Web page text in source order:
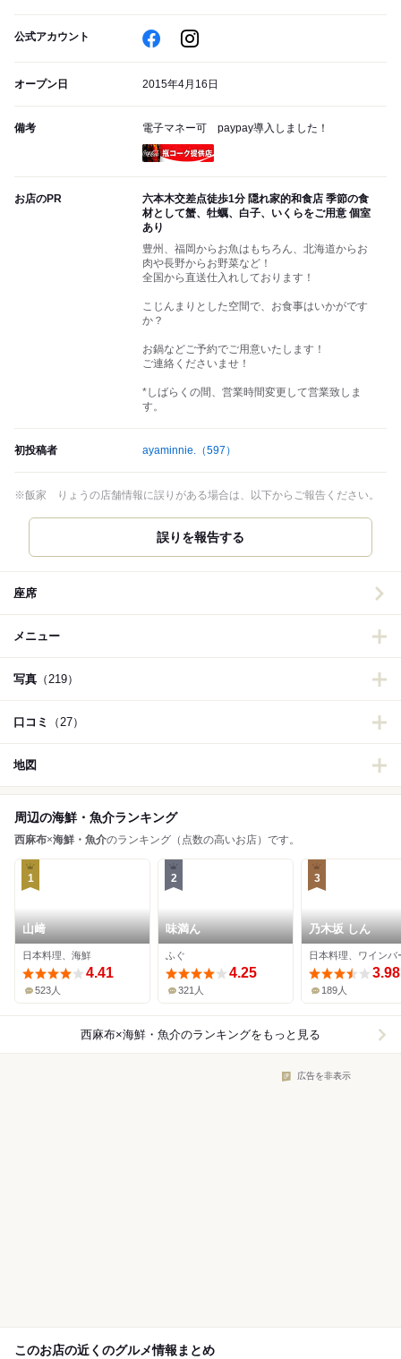
公式アカウント
オープン日 2015年4月16日
備考
電子マネー可 paypay導入しました！
お店のPR
六本木交差点徒歩1分 隠れ家的和食店 季節の食
材として蟹、牡蠣、白子、いくらをご用意 個室
あり
豊州、福岡からお魚はもちろん、北海道からお
肉や長野からお野菜など！
全国から直送仕入れしております！
こじんまりとした空間で、お食事はいかがです
か？
お鍋などご予約でご用意いたします！
ご連絡くださいませ！
*しばらくの間、営業時間変更して営業致しま
す。
初投稿者 ayaminnie. （597）
※飯家 りょうの店舗情報に誤りがある場合は、以下からご報告ください。
誤りを報告する
座席
メニュー
写真 （219）
口コミ （27）
地図
周辺の海鮮・魚介ランキング
西麻布×海鮮・魚介のランキング（点数の高いお店）です。
1
山﨑
日本料理、海鮮
4.41
523人
2
味満ん
ふぐ
4.25
321人
3
乃木坂 しん
3.98
189人
西麻布×海鮮・魚介のランキングをもっと見る
広告を非表示
このお店の近くのグルメ情報まとめ